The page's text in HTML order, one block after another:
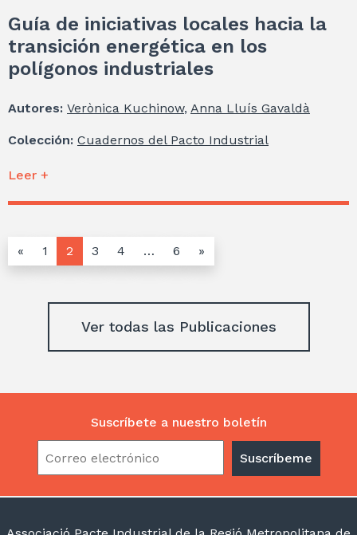
Guía de iniciativas locales hacia la
transición energética en los
polígonos industriales
Autores: Verònica Kuchinow, Anna Lluís Gavaldà
Colección: Cuadernos del Pacto Industrial
Leer +
« 1 2 3 4 … 6 »
Ver todas las Publicaciones
Suscríbete a nuestro boletín